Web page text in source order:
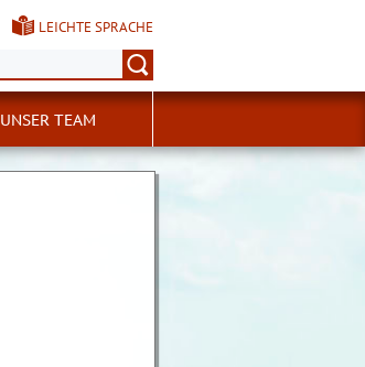
LEICHTE SPRACHE
UNSER TEAM